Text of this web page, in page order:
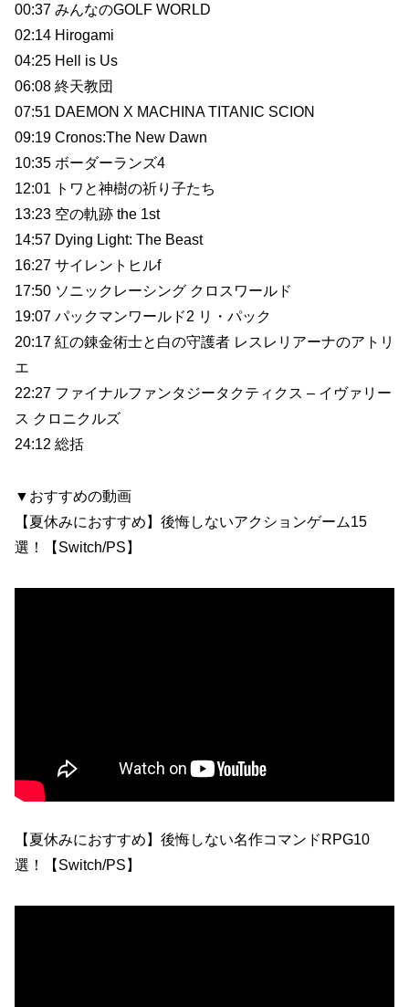
00:37 みんなのGOLF WORLD
02:14 Hirogami
04:25 Hell is Us
06:08 終天教団
07:51 DAEMON X MACHINA TITANIC SCION
09:19 Cronos:The New Dawn
10:35 ボーダーランズ4
12:01 トワと神樹の祈り子たち
13:23 空の軌跡 the 1st
14:57 Dying Light: The Beast
16:27 サイレントヒルf
17:50 ソニックレーシング クロスワールド
19:07 パックマンワールド2 リ・パック
20:17 紅の錬金術士と白の守護者 レスレリアーナのアトリ
エ
22:27 ファイナルファンタジータクティクス – イヴァリー
ス クロニクルズ
24:12 総括
▼おすすめの動画
【夏休みにおすすめ】後悔しないアクションゲーム15
選！【Switch/PS】
【夏休みにおすすめ】後悔しない名作コマンドRPG10
選！【Switch/PS】